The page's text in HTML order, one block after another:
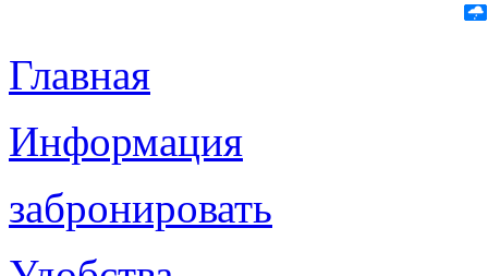
Главная
Информация
забронировать